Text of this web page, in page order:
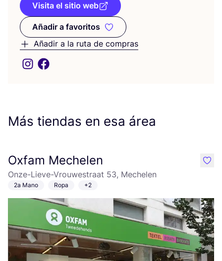
Visita el sitio web
Añadir a favoritos
Añadir a favoritos
Añadir a la ruta de compras
Más tiendas en esa área
Oxfam Mechelen
Onze-Lieve-Vrouwestraat 53, Mechelen
2a Mano Ropa +2
like